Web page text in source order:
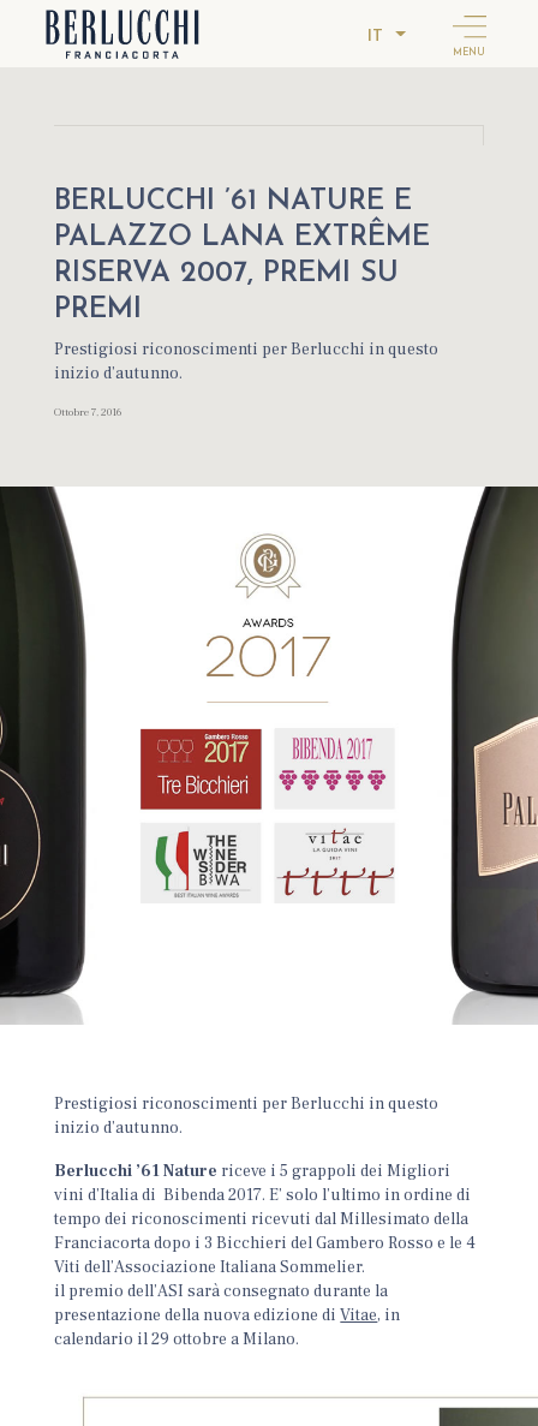
IT
MENU
BERLUCCHI ’61 NATURE E
PALAZZO LANA EXTRÊME
RISERVA 2007, PREMI SU
PREMI
Prestigiosi riconoscimenti per Berlucchi in questo
inizio d’autunno.
Ottobre 7, 2016
Prestigiosi riconoscimenti per Berlucchi in questo
inizio d’autunno.
Berlucchi ’61 Nature riceve i 5 grappoli dei Migliori
vini d’Italia di Bibenda 2017. E’ solo l’ultimo in ordine di
tempo dei riconoscimenti ricevuti dal Millesimato della
Franciacorta dopo i 3 Bicchieri del Gambero Rosso e le 4
Viti dell’Associazione Italiana Sommelier.
il premio dell’ASI sarà consegnato durante la
presentazione della nuova edizione diVitae, in
calendario il 29 ottobre a Milano.